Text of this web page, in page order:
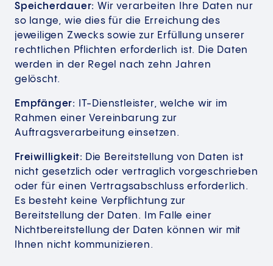
Speicherdauer: Wir verarbeiten Ihre Daten nur
so lange, wie dies für die Erreichung des
jeweiligen Zwecks sowie zur Erfüllung unserer
rechtlichen Pflichten erforderlich ist. Die Daten
werden in der Regel nach zehn Jahren
gelöscht.
Empfänger:
IT-Dienstleister, welche wir im
Rahmen einer Vereinbarung zur
Auftragsverarbeitung einsetzen.
Freiwilligkeit: Die Bereitstellung von Daten ist
nicht gesetzlich oder vertraglich vorgeschrieben
oder für einen Vertragsabschluss erforderlich.
Es besteht keine Verpflichtung zur
Bereitstellung der Daten. Im Falle einer
Nichtbereitstellung der Daten können wir mit
Ihnen nicht kommunizieren.